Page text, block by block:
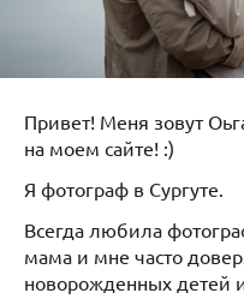
Привет! Меня зовут
на моем сайте! :)
Я фотограф в Сургуте.
Всегда любила
мама и мне часто
новорожденных детей